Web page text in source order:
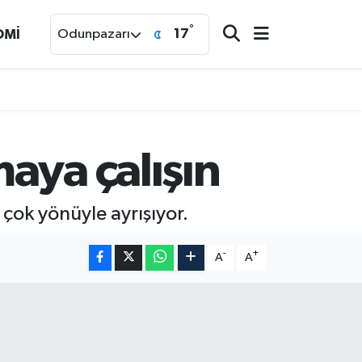
Odunpazarı 17°
çalışın
yönüyle ayrışıyor.
A- A+